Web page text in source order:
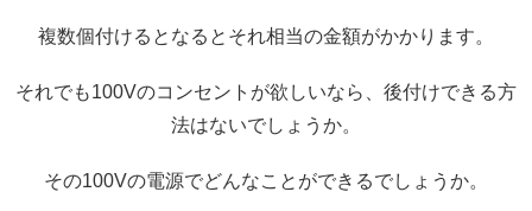
複数個付けるとなるとそれ相当の金額がかかります。
それでも100Vのコンセントが欲しいなら、後付けできる方
法はないでしょうか。
その100Vの電源でどんなことができるでしょうか。